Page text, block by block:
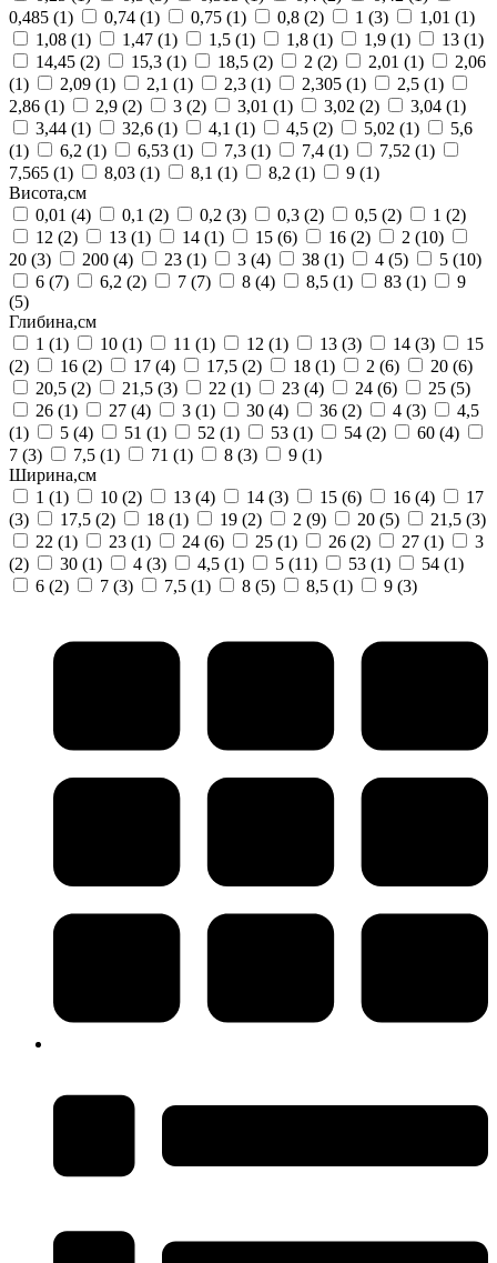
0,485 (1) 0,74 (1) 0,75 (1) 0,8 (2) 1 (3) 1,01 (1)
1,08 (1) 1,47 (1) 1,5 (1) 1,8 (1) 1,9 (1) 13 (1)
14,45 (2) 15,3 (1) 18,5 (2) 2 (2) 2,01 (1)
2,06
(1)
2,09 (1) 2,1 (1) 2,3 (1) 2,305 (1) 2,5 (1)
2,86 (1) 2,9 (2) 3 (2) 3,01 (1) 3,02 (2) 3,04 (1)
3,44 (1) 32,6 (1) 4,1 (1) 4,5 (2) 5,02 (1)
5,6
(1)
6,2 (1) 6,53 (1) 7,3 (1) 7,4 (1) 7,52 (1)
7,565 (1) 8,03 (1) 8,1 (1) 8,2 (1) 9 (1)
Висота,см
0,01 (4) 0,1 (2) 0,2 (3) 0,3 (2) 0,5 (2) 1 (2)
12 (2) 13 (1) 14 (1) 15 (6) 16 (2) 2 (10)
20 (3) 200 (4) 23 (1) 3 (4) 38 (1) 4 (5) 5 (10)
6 (7) 6,2 (2) 7 (7) 8 (4) 8,5 (1) 83 (1)
9
(5)
Глибина,см
1 (1) 10 (1) 11 (1) 12 (1) 13 (3) 14 (3)
15
(2)
16 (2) 17 (4) 17,5 (2) 18 (1) 2 (6) 20 (6)
20,5 (2) 21,5 (3) 22 (1) 23 (4) 24 (6) 25 (5)
26 (1) 27 (4) 3 (1) 30 (4) 36 (2) 4 (3)
4,5
(1)
5 (4) 51 (1) 52 (1) 53 (1) 54 (2) 60 (4)
7 (3) 7,5 (1) 71 (1) 8 (3) 9 (1)
Ширина,см
1 (1) 10 (2) 13 (4) 14 (3) 15 (6) 16 (4)
17
(3)
17,5 (2) 18 (1) 19 (2) 2 (9) 20 (5) 21,5 (3)
22 (1) 23 (1) 24 (6) 25 (1) 26 (2) 27 (1)
3
(2)
30 (1) 4 (3) 4,5 (1) 5 (11) 53 (1) 54 (1)
6 (2) 7 (3) 7,5 (1) 8 (5) 8,5 (1) 9 (3)